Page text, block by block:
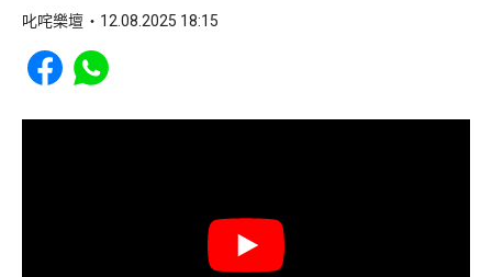
叱咤樂壇 12.08.2025 18:15
Share to Facebook
Share to WhatsApp